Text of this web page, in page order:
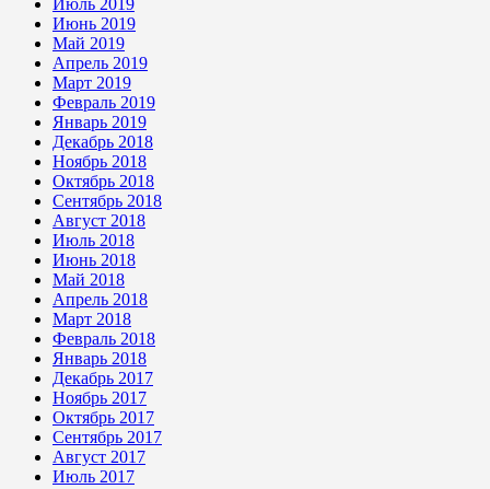
Июнь 2019
Май 2019
Апрель 2019
Март 2019
Февраль 2019
Январь 2019
Декабрь 2018
Ноябрь 2018
Октябрь 2018
Сентябрь 2018
Август 2018
Июль 2018
Июнь 2018
Май 2018
Апрель 2018
Март 2018
Февраль 2018
Январь 2018
Декабрь 2017
Ноябрь 2017
Октябрь 2017
Сентябрь 2017
Август 2017
Июль 2017